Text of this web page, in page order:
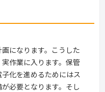
になります。こうした
作業に入ります。保管
化を進めるためにはス
必要となります。そし